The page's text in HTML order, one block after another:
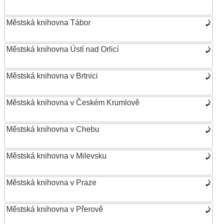
Městská knihovna Tábor
Městská knihovna Ústí nad Orlicí
Městská knihovna v Brtnici
Městská knihovna v Českém Krumlově
Městská knihovna v Chebu
Městská knihovna v Milevsku
Městská knihovna v Praze
Městská knihovna v Přerově